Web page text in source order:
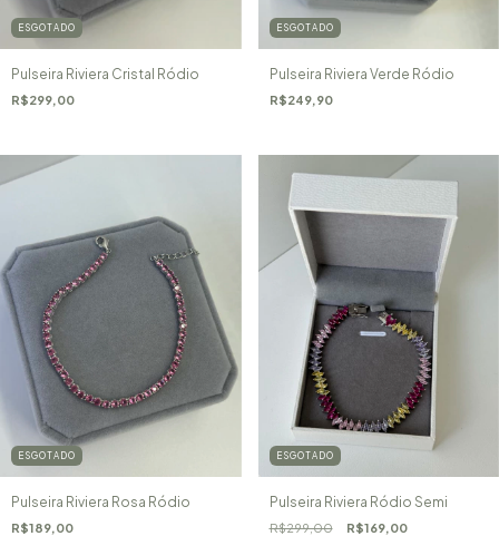
ESGOTADO
Pulseira Riviera Cristal Ródio
R$299,00
ESGOTADO
Pulseira Riviera Verde Ródio
R$249,90
ESGOTADO
Pulseira Riviera Rosa Ródio
R$189,00
ESGOTADO
Pulseira Riviera Ródio Semi
R$299,00 R$169,00